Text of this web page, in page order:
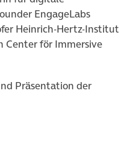
EngageLabs
Heinrich-Hertz-Institut
Center för Immersive
Präsentation der